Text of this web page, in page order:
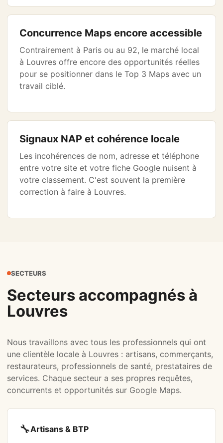
Concurrence Maps encore accessible
Contrairement à Paris ou au 92, le marché local
à Louvres offre encore des opportunités réelles
pour se positionner dans le Top 3 Maps avec un
travail ciblé.
Signaux NAP et cohérence locale
Les incohérences de nom, adresse et téléphone
entre votre site et votre fiche Google nuisent à
votre classement. C'est souvent la première
correction à faire à Louvres.
SECTEURS
Secteurs accompagnés à
Louvres
Nous travaillons avec tous les professionnels qui ont
une clientèle locale à Louvres : artisans, commerçants,
restaurateurs, professionnels de santé, prestataires de
services. Chaque secteur a ses propres requêtes,
concurrents et opportunités sur Google Maps.
🔧Artisans & BTP